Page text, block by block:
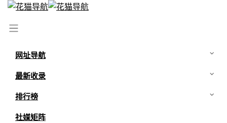
网址导航
最新收录
排行榜
社媒矩阵